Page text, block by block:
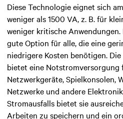
Diese Technologie eignet sich
weniger als 1500 VA, z. B. für
weniger kritische
gute Option für alle, die eine
niedrigere Kosten benötigen.
bietet eine Notstromversorgung
Netzwerkgeräte, Spielkonsolen,
Netzwerke und andere
Stromausfalls bietet sie
Arbeiten zu speichern und ein